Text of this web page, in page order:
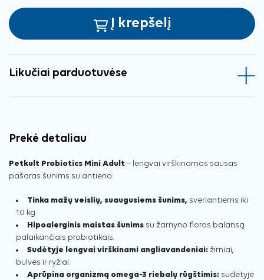
Į krepšelį
Likučiai parduotuvėse
Prekė detaliau
Petkult Probiotics Mini Adult – lengvai virškinamas sausas
pašaras šunims su antiena.
Tinka mažų veislių, suaugusiems šunims, sveriantiems iki
10 kg
Hipoalerginis maistas šunims su žarnyno floros balansą
palaikančiais probiotikais.
Sudėtyje lengvai virškinami angliavandeniai: žirniai,
bulvės ir ryžiai.
Aprūpina organizmą omega-3 riebalų rūgštimis: sudėtyje